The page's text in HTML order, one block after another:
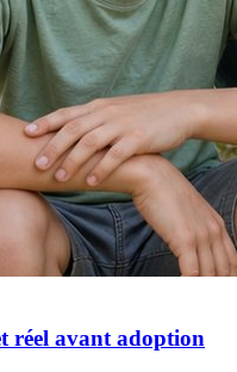
réel avant adoption